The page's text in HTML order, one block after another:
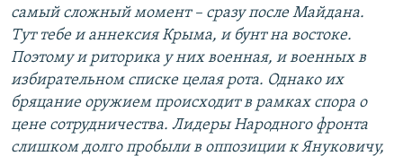
самый сложный момент – сразу после Майдана.
Тут тебе и аннексия Крыма, и бунт на востоке.
Поэтому и риторика у них военная, и военных в
избирательном списке целая рота. Однако их
бряцание оружием происходит в рамках спора о
цене сотрудничества. Лидеры Народного фронта
слишком долго пробыли в оппозиции к Януковичу,